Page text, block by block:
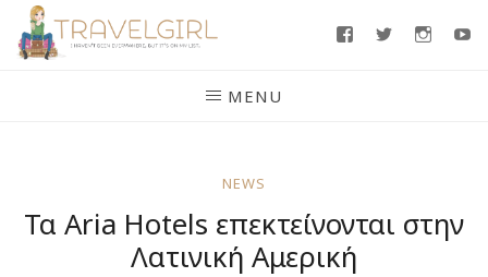
Skip
FacebookTwitter
MENU
NEWS
Τα Aria Hotels επεκτείνονται στην
Λατινική Αμερική